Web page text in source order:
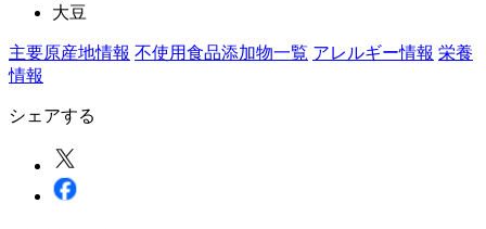
大豆
主要原産地情報 不使用食品添加物一覧 アレルギー情報 栄養
情報
シェアする